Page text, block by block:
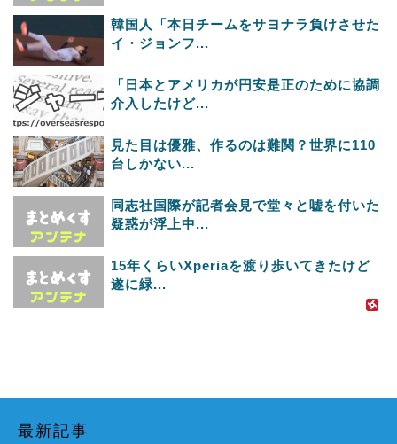
韓国人「本日チームをサヨナラ負けさせた
イ・ジョンフ...
「日本とアメリカが円安是正のために協調
介入したけど...
見た目は優雅、作るのは難関？世界に110
台しかない...
同志社国際が記者会見で堂々と嘘を付いた
疑惑が浮上中...
15年くらいXperiaを渡り歩いてきたけど
遂に緑...
最新記事